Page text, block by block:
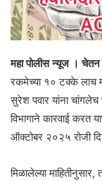
महा पोलीस न्यूज । चेतन
रकमेच्या १० टक्के लाच
सुरेश पवार यांना
विभागाने कारवाई करत
ऑक्टोबर २०२५ रोजी
मिळालेल्या